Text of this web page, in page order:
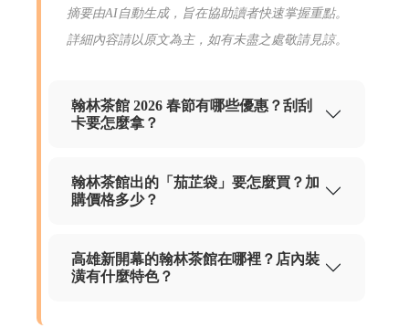
摘要由AI自動生成，旨在協助讀者快速掌握重點。
詳細內容請以原文為主，如有未盡之處敬請見諒。
翰林茶館 2026 春節有哪些優惠？刮刮
卡要怎麼拿？
翰林茶館出的「茄芷袋」要怎麼買？加
購價格多少？
高雄新開幕的翰林茶館在哪裡？店內裝
潢有什麼特色？